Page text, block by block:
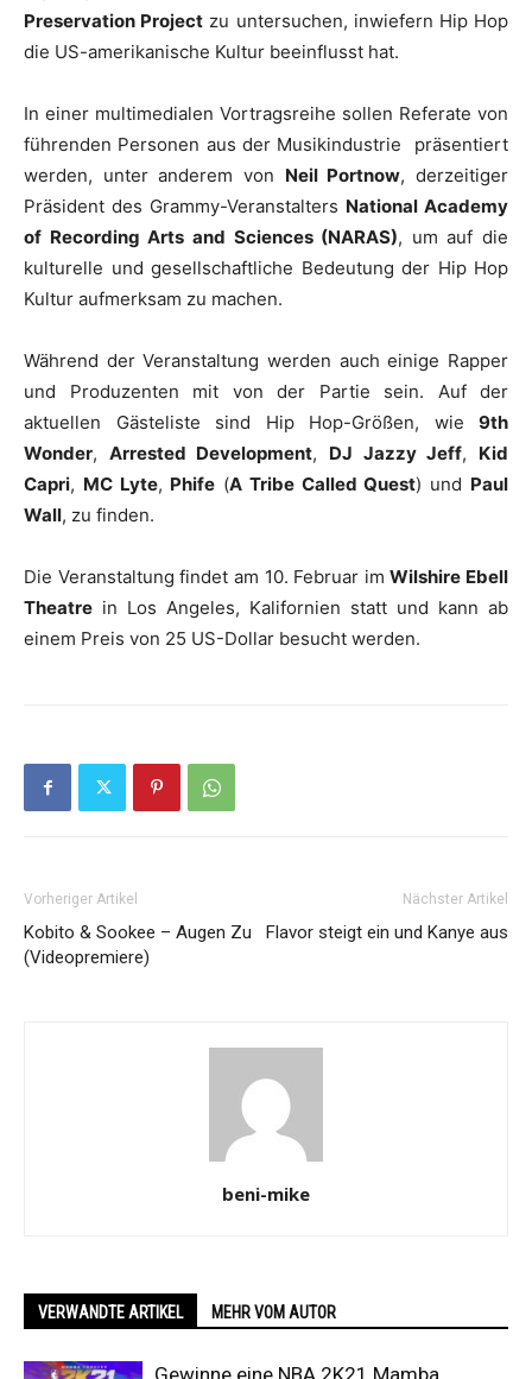
Preservation Project zu untersuchen, inwiefern Hip Hop
die US-amerikanische Kultur beeinflusst hat.
In einer multimedialen Vortragsreihe sollen Referate von
führenden Personen aus der Musikindustrie präsentiert
werden, unter anderem von Neil Portnow, derzeitiger
Präsident des Grammy-Veranstalters National Academy
of Recording Arts and Sciences (NARAS), um auf die
kulturelle und gesellschaftliche Bedeutung der Hip Hop
Kultur aufmerksam zu machen.
Während der Veranstaltung werden auch einige Rapper
und Produzenten mit von der Partie sein. Auf der
aktuellen Gästeliste sind Hip Hop-Größen, wie 9th
Wonder, Arrested Development, DJ Jazzy Jeff, Kid
Capri, MC Lyte, Phife (A Tribe Called Quest) und Paul
Wall, zu finden.
Die Veranstaltung findet am 10. Februar imWilshire Ebell
Theatre in Los Angeles, Kalifornien statt und kann ab
einem Preis von 25 US-Dollar besucht werden.
Vorheriger Artikel
Kobito & Sookee – Augen Zu
(Videopremiere)
Nächster Artikel
Flavor steigt ein und Kanye aus
beni-mike
VERWANDTE ARTIKEL MEHR VOM AUTOR
Gewinne eine NBA 2K21 Mamba